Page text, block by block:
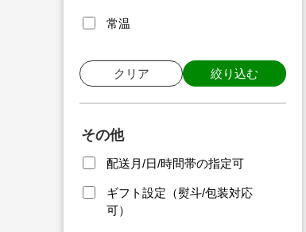
常温
クリア 絞り込む
その他
配送月/日/時間帯の指定可
ギフト設定（熨斗/包装対応
可）